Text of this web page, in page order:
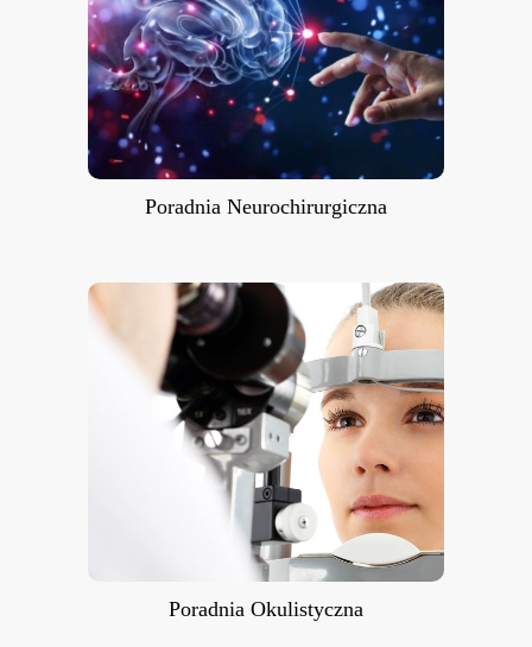
Poradnia Neurochirurgiczna
Poradnia Neurochirurgiczna
Poradnia Okulistyczna
Poradnia Okulistyczna